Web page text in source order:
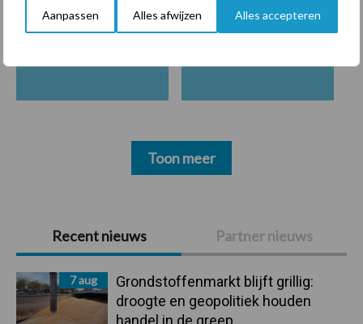
Aanpassen Alles afwijzen Alles accepteren
Primaire
Sidebar
Recent nieuws Partner nieuws
7 aug
Grondstoffenmarkt blijft grillig:
droogte en geopolitiek houden
Toon meer